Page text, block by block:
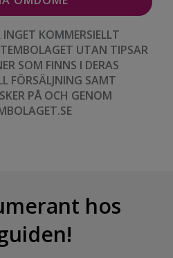
KOMMERSIELLT
UTAN TIPSAR
SOM FINNS I DERAS
FÖRSÄLJNING SAMT
PÅ OCH GENOM
hos